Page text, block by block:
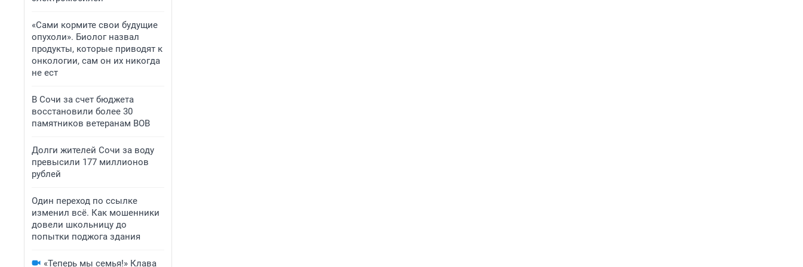
«Сами кормите свои будущие
опухоли». Биолог назвал
продукты, которые приводят к
онкологии, сам он их никогда
не ест
В Сочи за счет бюджета
восстановили более 30
памятников ветеранам ВОВ
Долги жителей Сочи за воду
превысили 177 миллионов
рублей
Один переход по ссылке
изменил всё. Как мошенники
довели школьницу до
попытки поджога здания
«Теперь мы семья!» Клава